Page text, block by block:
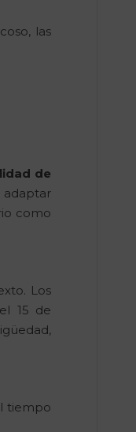
las
de
adaptar
como
Los
15 de
tiempo